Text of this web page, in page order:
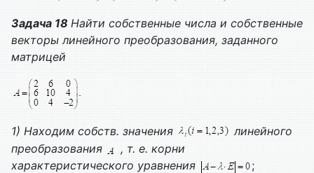
Задача 18 Найти собственные числа и собственные
векторы линейного преобразования, заданного
матрицей
1) Находим собств. значения
линейного
преобразования
, т. е. корни
характеристического уравнения
;